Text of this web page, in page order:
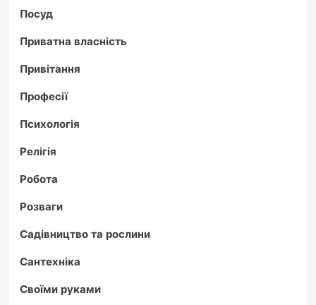
Посуд
Приватна власність
Привітання
Професії
Психологія
Релігія
Робота
Розваги
Садівництво та рослини
Сантехніка
Своїми руками